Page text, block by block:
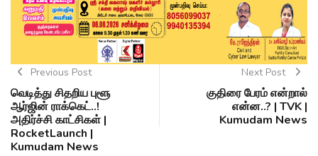
Previous Post
வெடித்து சிதறிய புளூ
ஆர்ஜின் ராக்கெட்..!
அதிர்ச்சி காட்சிகள் |
RocketLaunch |
Kumudam News
Next Post
குதிரை பேரம் என்றால்
என்ன..? | TVK |
Kumudam News